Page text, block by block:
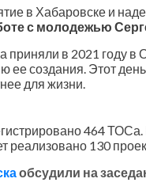
в Хабаровске и
с молодежью
приняли в 2021
создания. Этот
для жизни.
464
реализовано 130
обсудили на